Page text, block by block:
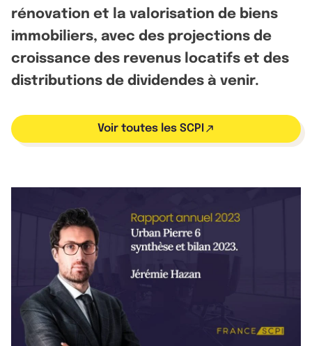
rénovation et la valorisation de biens
immobiliers, avec des projections de
croissance des revenus locatifs et des
distributions de dividendes à venir.
Voir toutes les SCPI